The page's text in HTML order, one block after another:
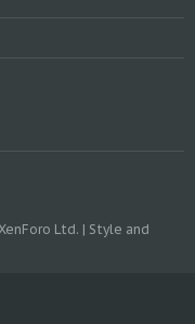
Ltd. | Style and